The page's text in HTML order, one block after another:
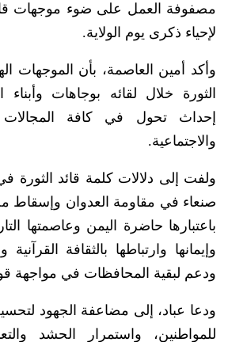
مصفوفة العمل على ضوء موجهات
لإحياء ذكرى يوم الولاية.
وأكد أمين العاصمة، بأن الموجهات
الثورة خلال لقائه بوجاهات
إحداث تحول في كافة المجالات
والاجتماعية.
ولفت إلى دلالات كلمة قائد الثورة
صنعاء في مقاومة العدوان وإسقاط
باعتبارها حاضرة اليمن وعاصمتها
وإيمانها وارتباطها بالثقافة القرآنية
ودعم لبقية المحافظات في مواجهة
ودعا عباد، إلى مضاعفة الجهود
للمواطنين، واستمرار الحشد